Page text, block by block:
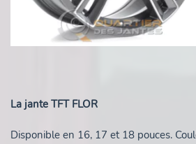
La jante TFT FLOR
Disponible en 16, 17 et 18 pouces.